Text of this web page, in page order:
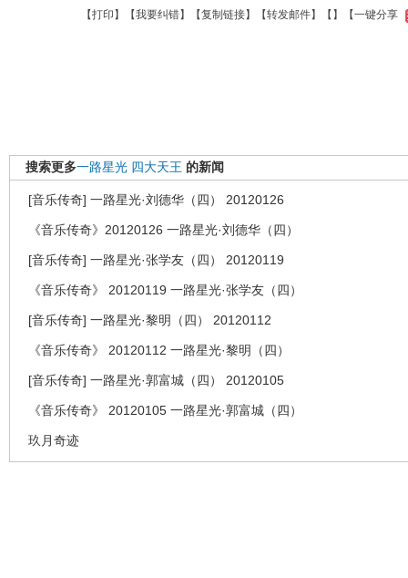
【打印 】【我要纠错】【复制链接】【转发邮件】【 】 【一键分享
搜索更多一路星光 四大天王 的新闻
[音乐传奇] 一路星光·刘德华（四） 20120126
《音乐传奇》20120126 一路星光·刘德华（四）
[音乐传奇] 一路星光·张学友（四） 20120119
《音乐传奇》 20120119 一路星光·张学友（四）
[音乐传奇] 一路星光·黎明（四） 20120112
《音乐传奇》 20120112 一路星光·黎明（四）
[音乐传奇] 一路星光·郭富城（四） 20120105
《音乐传奇》 20120105 一路星光·郭富城（四）
玖月奇迹